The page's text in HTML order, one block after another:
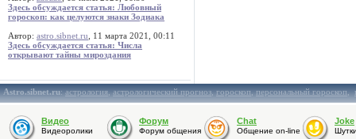
Здесь обсуждается статья: Любовный
гороскоп: как целуются знаки Зодиака
Автор: astro.sibnet.ru , 11 марта 2021, 00:11
Здесь обсуждается статья: Числа
открывают тайны мироздания
Astro.sibnet.ru:астрология,астрологический прогноз,гороскоп,персональный гороскоп,
Видео
Видеоролики
Форум
Форум общения
Chat
Общение on-line
Joke